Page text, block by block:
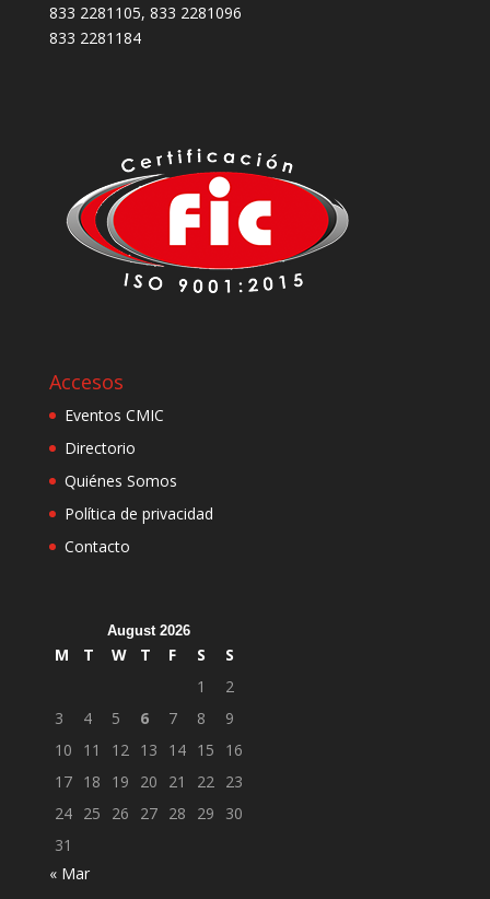
833 2281105, 833 2281096
833 2281184
Accesos
Eventos CMIC
Directorio
Quiénes Somos
Política de privacidad
Contacto
August 2026
M T W T F S
S
1
2
3
4 5 6 7 8
9
10
11 12 13 14 15
16
17 18 19 20 21 22 23
24 25 26 27 28 29
30
31
« Mar